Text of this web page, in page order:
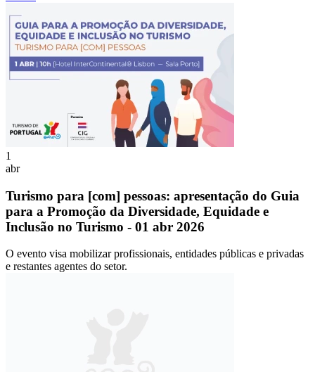
1
abr
Turismo para [com] pessoas: apresentação do Guia
para a Promoção da Diversidade, Equidade e
Inclusão no Turismo - 01 abr 2026
O evento visa mobilizar profissionais, entidades públicas e privadas
e restantes agentes do setor.